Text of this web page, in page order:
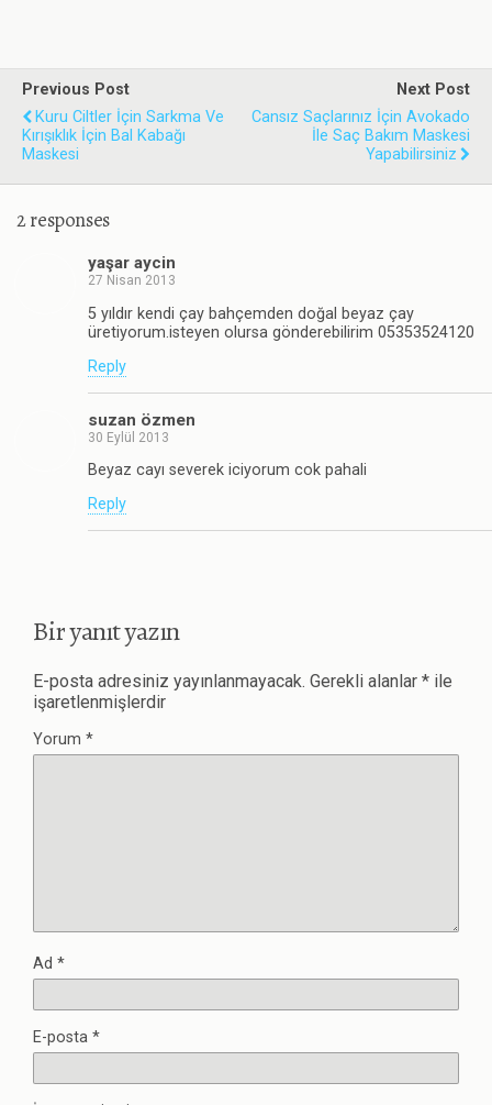
Previous Post
Kuru Ciltler İçin Sarkma Ve
Kırışıklık İçin Bal Kabağı
Maskesi
Next Post
Cansız Saçlarınız İçin Avokado
İle Saç Bakım Maskesi
Yapabilirsiniz
2 responses
yaşar aycin
27 Nisan 2013
5 yıldır kendi çay bahçemden doğal beyaz çay
üretiyorum.isteyen olursa gönderebilirim 05353524120
Reply
suzan özmen
30 Eylül 2013
Beyaz cayı severek iciyorum cok pahali
Reply
Bir yanıt yazın
E-posta adresiniz yayınlanmayacak. Gerekli alanlar * ile
işaretlenmişlerdir
Yorum *
Ad *
E-posta *